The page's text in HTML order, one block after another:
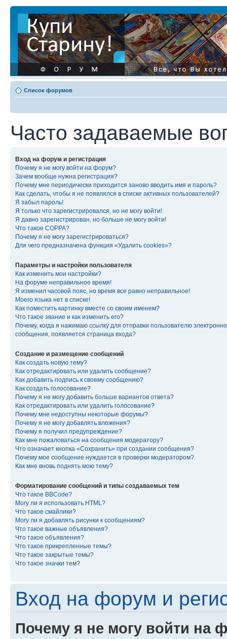
Список форумов
Часто задаваемые
Вход на форум и регистрация
Почему я не могу войти на форум?
Зачем вообще нужна регистрация?
Почему мне периодически приходится заново вводить имя и пароль?
Как сделать, чтобы я не появлялся в списке активных пользователей?
Я забыл пароль!
Я только что зарегистрировался, но не могу войти!
Я давно зарегистрирован, но больше не могу войти!
Что такое COPPA?
Почему я не могу зарегистрироваться?
Для чего предназначена функция «Удалить cookies»?
Параметры и настройки пользователя
Как изменить мои настройки?
На форуме неправильное время!
Я изменил часовой пояс, но время все равно неправильное!
Моего языка нет в списке!
Как поместить картинку вместе со своим именем?
Что такое звание и как изменить его?
Почему, когда я нажимаю ссылку для отправки пользователю
сообщения, появляется страница входа?
Создание и размещение сообщений
Как создать новую тему?
Как отредактировать или удалить сообщение?
Как добавить подпись к своему сообщению?
Как создать голосование?
Почему я не могу добавить больше вариантов ответа?
Как отредактировать или удалить голосование?
Почему мне недоступны некоторые форумы?
Почему я не могу добавлять вложения?
Почему я получил предупреждение?
Как мне пожаловаться на сообщения модератору?
Что означает кнопка «Сохранить» при создании сообщения?
Почему мое сообщение нуждается в проверки модератором?
Как мне вновь поднять мою тему?
Форматирование сообщений и типы создаваемых тем
Что такое BBCode?
Могу ли я использовать HTML?
Что такое смайлики?
Могу ли я добавлять рисунки к сообщениям?
Что такое важные объявления?
Что такое объявления?
Что такое прикрепленные темы?
Что такое закрытые темы?
Что такое значки тем?
Вход на форум и
Почему я не могу войти на